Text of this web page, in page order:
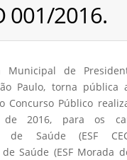
001/2016.
Municipal de
Paulo, torna pública
Concurso Público
2016, para os
de Saúde (ESF
Saúde (ESF Morada